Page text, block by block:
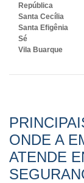
República
Santa Cecília
Santa Efigênia
Sé
Vila Buarque
ONDE A
ATENDE